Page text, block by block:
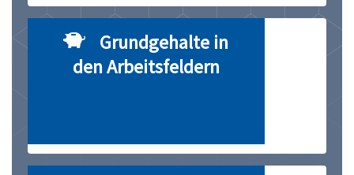
Grundgehalte in
den Arbeitsfeldern